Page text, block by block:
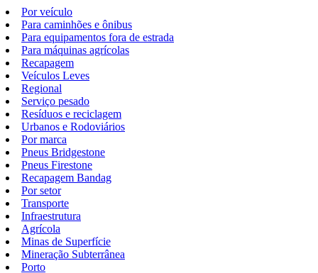
Por veículo
Para caminhões e ônibus
Para equipamentos fora de estrada
Para máquinas agrícolas
Recapagem
Veículos Leves
Regional
Serviço pesado
Resíduos e reciclagem
Urbanos e Rodoviários
Por marca
Pneus Bridgestone
Pneus Firestone
Recapagem Bandag
Por setor
Transporte
Infraestrutura
Agrícola
Minas de Superfície
Mineração Subterrânea
Porto